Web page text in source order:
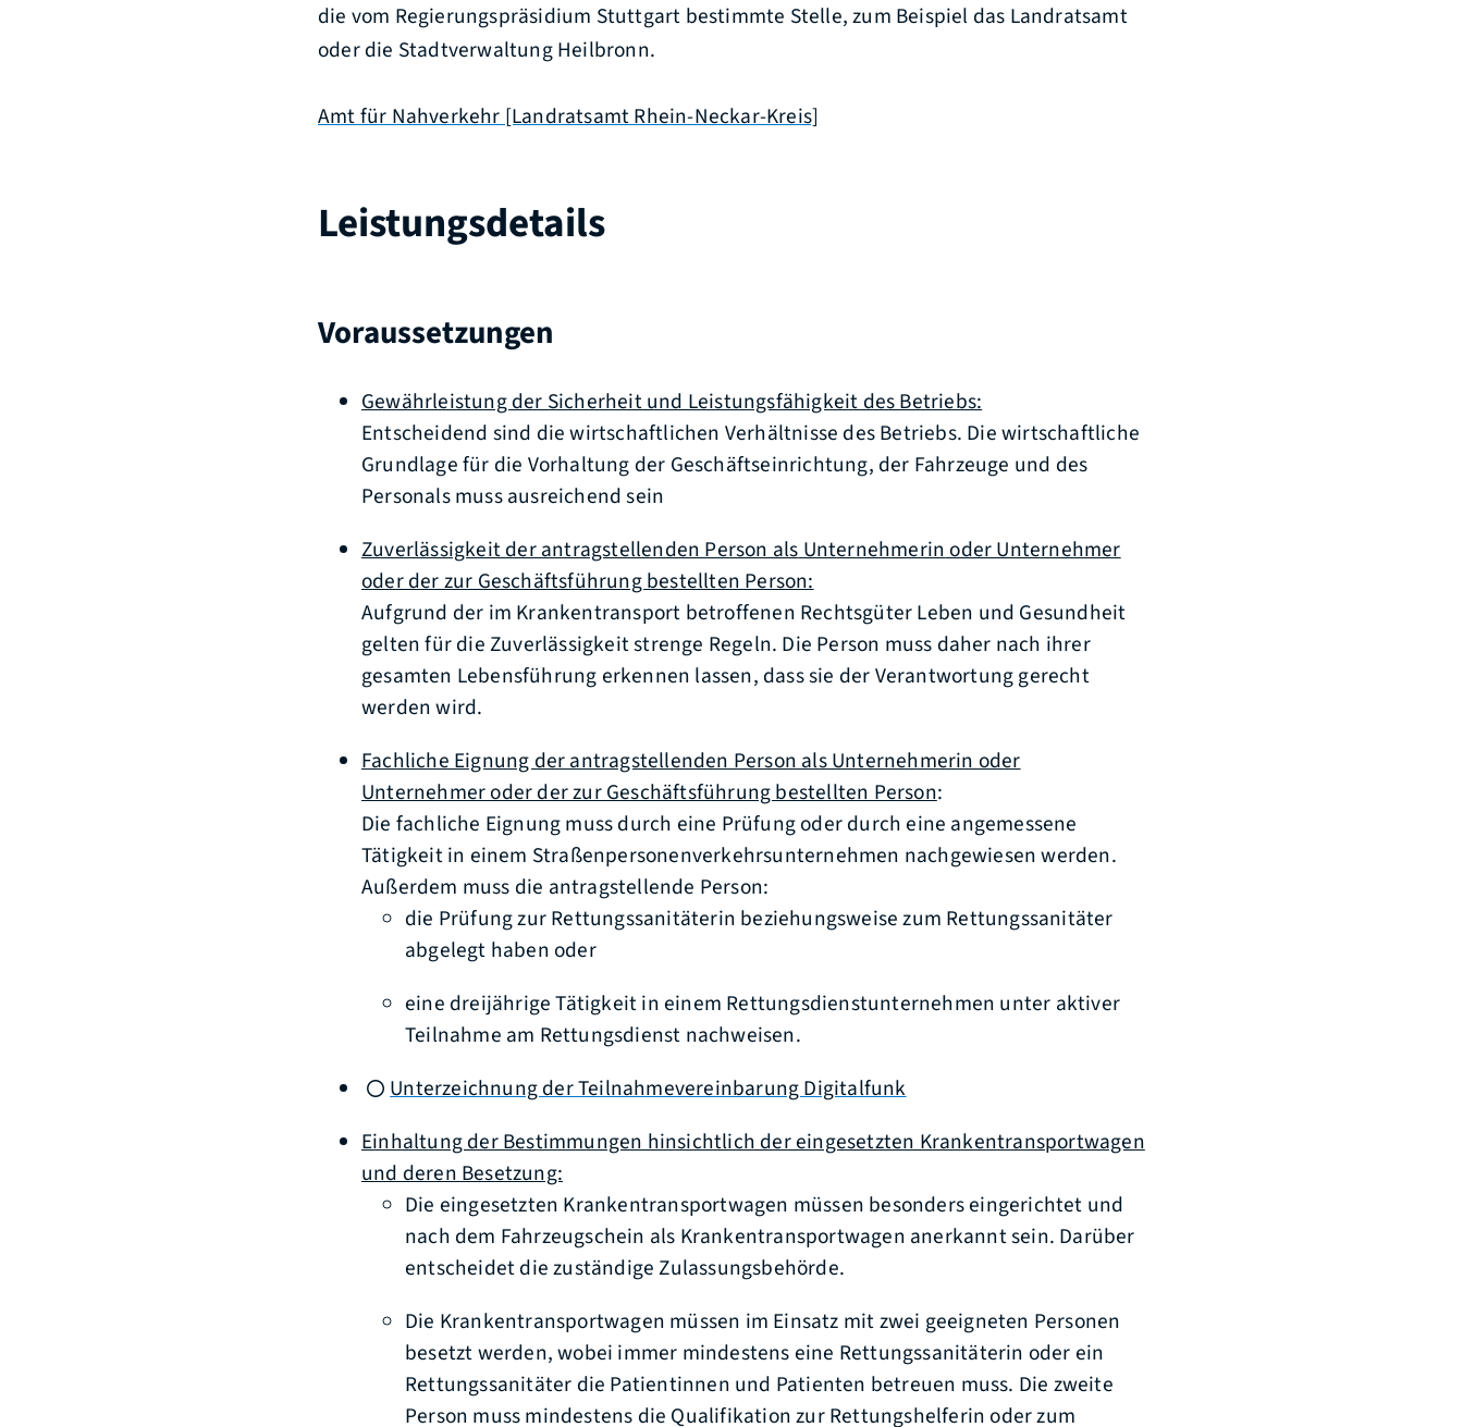
die vom Regierungspräsidium Stuttgart bestimmte Stelle, zum Beispiel das Landratsamt
oder die Stadtverwaltung Heilbronn.
Amt für Nahverkehr [Landratsamt Rhein-Neckar-Kreis]
Leistungsdetails
Voraussetzungen
Gewährleistung der Sicherheit und Leistungsfähigkeit des Betriebs:
Entscheidend sind die wirtschaftlichen Verhältnisse des Betriebs. Die wirtschaftliche
Grundlage für die Vorhaltung der Geschäftseinrichtung, der Fahrzeuge und des
Personals muss ausreichend sein
Zuverlässigkeit der antragstellenden Person alsUnternehmerinoder Unternehmer
oder der zur Geschäftsführung bestellten Person:
Aufgrund der im Krankentransport betroffenen Rechtsgüter Leben und Gesundheit
gelten für die Zuverlässigkeit strenge Regeln. Die Person muss daher nach ihrer
gesamten Lebensführung erkennen lassen, dass sie der Verantwortung gerecht
werden wird.
Fachliche Eignung der antragstellenden Person als Unternehmerin oder
Unternehmer oder der zur Geschäftsführung bestellten Person:
Die fachliche Eignung muss durch eine Prüfung oder durch eine angemessene
Tätigkeit in einem Straßenpersonenverkehrsunternehmen nachgewiesen werden.
Außerdem muss die antragstellende Person:
die Prüfung zur Rettungssanitäterin beziehungsweise zum Rettungssanitäter
abgelegt haben oder
eine dreijährige Tätigkeit in einem Rettungsdienstunternehmen unter aktiver
Teilnahme am Rettungsdienst nachweisen.
Unterzeichnung der Teilnahmevereinbarung Digitalfunk
Einhaltung der Bestimmungen hinsichtlich der eingesetzten Krankentransportwagen
und deren Besetzung:
Die eingesetzten Krankentransportwagen müssen besonders eingerichtet und
nach dem Fahrzeugschein als Krankentransportwagen anerkannt sein. Darüber
entscheidet die zuständige Zulassungsbehörde.
Die Krankentransportwagen müssen im Einsatz mit zwei geeigneten Personen
besetzt werden, wobei immer mindestens eine Rettungssanitäterin oder ein
Rettungssanitäter die Patientinnen und Patienten betreuen muss. Die zweite
Person muss mindestens die Qualifikation zur Rettungshelferin oder zum